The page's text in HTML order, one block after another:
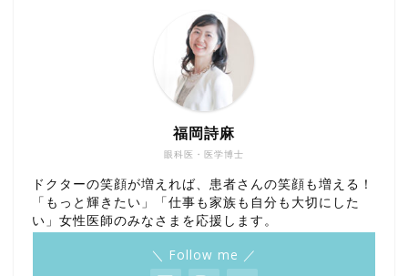
眼科医・医学博士
福岡詩麻
ドクターの笑顔が増えれば、患者さんの笑顔も増える！
「もっと輝きたい」「仕事も家族も自分も大切にした
い」女性医師のみなさまを応援します。
＼ Follow me ／